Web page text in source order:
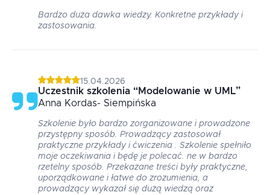
Bardzo duża dawka wiedzy. Konkretne przykłady i
zastosowania.
15.04.2026
Uczestnik szkolenia “Modelowanie w UML”
Anna Kordas- Siempińska
Szkolenie było bardzo zorganizowane i prowadzone
przystępny sposób. Prowadzący zastosował
praktyczne przykłady i ćwiczenia . Szkolenie spełniło
moje oczekiwania i będę je polecać. ne w bardzo
rzetelny sposób. Przekazane treści były praktyczne,
uporządkowane i łatwe do zrozumienia, a
prowadzący wykazał się dużą wiedzą oraz